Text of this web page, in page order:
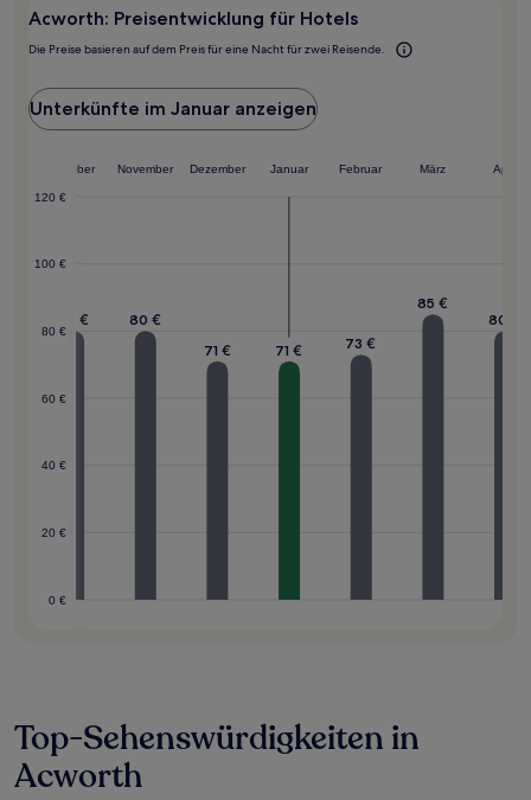
gelten.
Acworth: Preisentwicklung für Hotels
Die Preise basieren auf dem Preis für eine Nacht für zwei Reisende.
Unterkünfte im Januar anzeigen
0 €
20 €
40 €
60 €
80 €
100 €
120 €
Oktober November Dezember Januar Februar März April
80 €
80 €
71 €
71 € 73 €
85 €
80 €
Top-Sehenswürdigkeiten in
Acworth